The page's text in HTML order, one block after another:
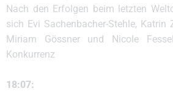
Nach den Erfolgen beim letzten
sich Evi Sachenbacher-Stehle, Katrin
Miriam Gössner und Nicole
Konkurrenz
18:07: